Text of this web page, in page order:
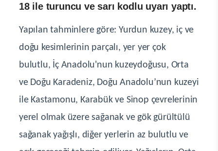
18 ile turuncu ve sarı kodlu uyarı yaptı.
Yapılan tahminlere göre: Yurdun kuzey, iç ve
doğu kesimlerinin parçalı, yer yer çok
bulutlu, İç Anadolu'nun kuzeydoğusu, Orta
ve Doğu Karadeniz, Doğu Anadolu’nun kuzeyi
ile Kastamonu, Karabük ve Sinop çevrelerinin
yerel olmak üzere sağanak ve gök gürültülü
sağanak yağışlı, diğer yerlerin az bulutlu ve